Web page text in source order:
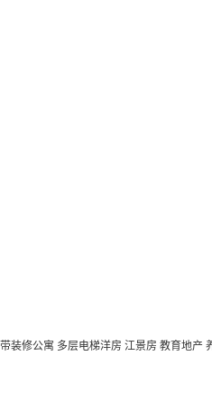
带装修公寓 多层电梯洋房 江景房 教育地产